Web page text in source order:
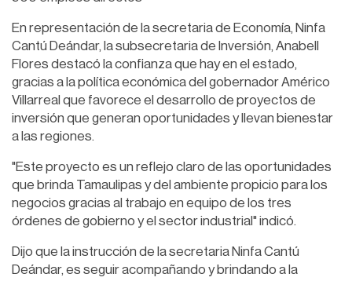
En representación de la secretaria de Economía, Ninfa
Cantú Deándar, la subsecretaria de Inversión, Anabell
Flores destacó la confianza que hay en el estado,
gracias a la política económica del gobernador Américo
Villarreal que favorece el desarrollo de proyectos de
inversión que generan oportunidades y llevan bienestar
a las regiones.
"Este proyecto es un reflejo claro de las oportunidades
que brinda Tamaulipas y del ambiente propicio para los
negocios gracias al trabajo en equipo de los tres
órdenes de gobierno y el sector industrial" indicó.
Dijo que la instrucción de la secretaria Ninfa Cantú
Deándar, es seguir acompañando y brindando a la